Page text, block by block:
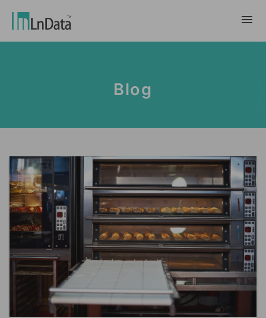
Nhân tài & Văn hóa
Đối tácCarbon
tiếp thị dữ liệu
Thị trường dữ liệu
Ln{360°}
Insighta{360°}
BLS
trung tâm dữ liệu
Phòng sạch dữ liệu
Blog
Trường Hợp Khách Hàng
Báo Cáo & Sách Trắng
Sự Kiện & Hội Thảo Trực Tuyến
繁體中文
English
Tiếng Việt
Blog